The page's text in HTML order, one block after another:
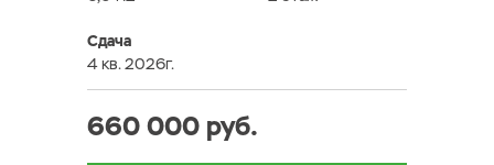
Сдача
4 кв. 2026г.
660 000 руб.